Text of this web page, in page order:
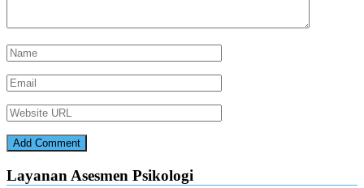
Layanan Asesmen Psikologi